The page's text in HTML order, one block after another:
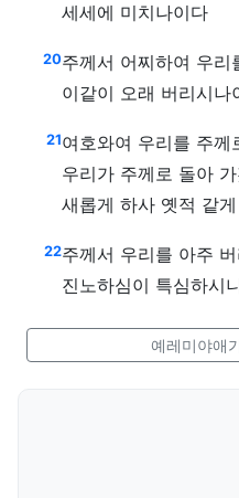
세세에 미치나이다
20주께서 어찌하여 우
이같이 오래 버리시나
21여호와여 우리를 주께
우리가 주께로 돌아
새롭게 하사 옛적 같
22주께서 우리를 아주
진노하심이 특심하시
예레미야애